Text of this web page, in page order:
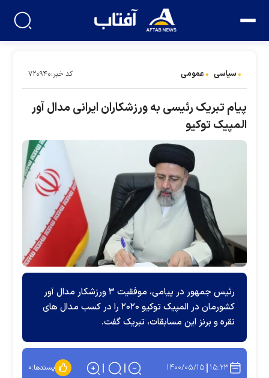
سیاسی عمومی کد خبر:۷۲۰۹۴۰
پیام تبریک رئیسی به ورزشکاران ایرانی مدال آور
المپیک توکیو
رئیس جمهور در پیامی، موفقیت ۳ ورزشکار مدال آور
کشورمان در المپیک توکیو ۲۰۲۰ را در کسب مدال های
نقره و برنز این مسابقات، تبریک گفت.
۱۵:۲۳ ۱۴۰۰/۰۵/۱۵ پسندها:۰